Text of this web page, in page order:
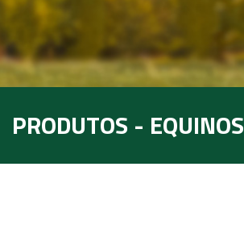
PRODUTOS - EQUINOS